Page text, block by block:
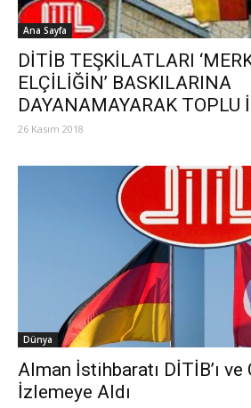
Ana Sayfa
DİTİB TEŞKİLATLARI
ELÇİLİĞİN’ BASKILARINA
DAYANAMAYARAK TOPLU
26 Kasım 2018
Dünya
Alman İstihbaratı DİTİB’ı ve
İzlemeye Aldı